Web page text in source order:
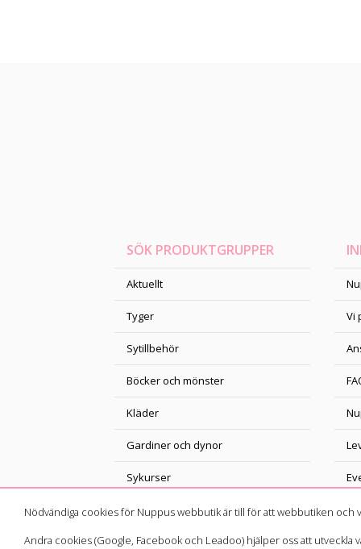
SÖK PRODUKTGRUPPER
Aktuellt
Tyger
Sytillbehör
Böcker och mönster
Kläder
Gardiner och dynor
Sykurser
Vi
Nödvändiga cookies för Nuppus webbutik är till för att webbutiken
Andra cookies (Google, Facebook och Leadoo) hjälper oss att